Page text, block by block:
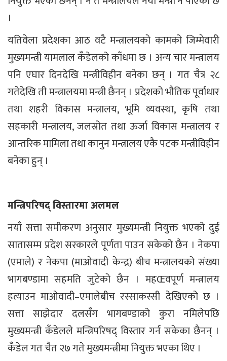
।
यतिवेला प्रदेशका आठ वटै मन्त्रालयको कामको जिम्मेवारी
मुख्यमन्त्री यामलाल कँडेलको काँधमा छ । अन्य चार मन्त्रालय
पनि एघार दिनदेखि मन्त्रीविहीन बनेका छन् । गत चैत्र २८
गतेदेखि ती मन्त्रालयमा मन्त्री छैनन् । प्रदेशको भौतिक पूर्वाधार
तथा शहरी विकास मन्त्रालय, भूमि व्यवस्था, कृषि तथा
सहकारी मन्त्रालय, जलस्रोत तथा ऊर्जा विकास मन्त्रालय र
आन्तरिक मामिला तथा कानुन मन्त्रालय एकै पटक मन्त्रीविहीन
बनेका हुन् ।
मन्त्रिपरिषद् विस्तारमा अलमल
नयाँ सत्ता समीकरण अनुसार मुख्यमन्त्री नियुक्त भएको दुई
सातासम्म प्रदेश सरकारले पूर्णता पाउन सकेको छैन । नेकपा
(एमाले) र नेकपा (माओवादी केन्द्र) बीच मन्त्रालयको संख्या
भागबण्डामा सहमति जुटेको छैन । महŒवपूर्ण मन्त्रालय
हत्याउन माओवादी–एमालेबीच रस्साकस्सी देखिएको छ ।
सत्ता साझेदार दलसँग भागबण्डाको कुरा नमिलेपछि
मुख्यमन्त्री कँडेलले मन्त्रिपरिषद् विस्तार गर्न सकेका छैनन् ।
कँडेल गत चैत २७ गते मुख्यमन्त्रीमा नियुक्त भएका थिए ।